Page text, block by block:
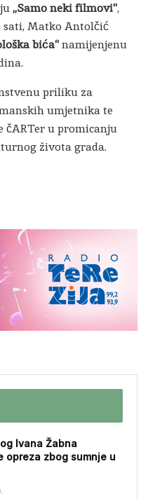
„Samo neki filmovi“,
sati, Matko Antolčić
bića“namijenjenu
priliku za
umjetnika te
čARTer u promicanju
života grada.
Ivana Žabna
opreza zbog sumnje u